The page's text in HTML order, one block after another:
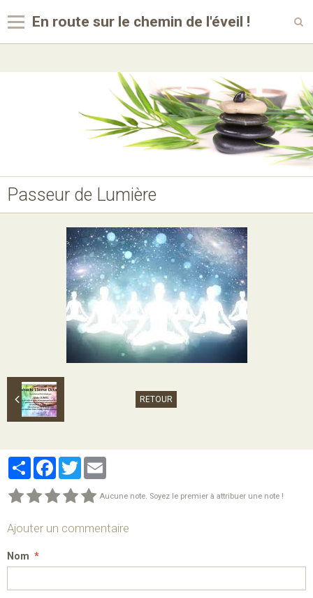
En route sur le chemin de l'éveil !
Passeur de Lumière
RETOUR
PartagerFacebook
Twitter
Aucune note. Soyez le premier à attribuer une note !
Ajouter un commentaire
Nom